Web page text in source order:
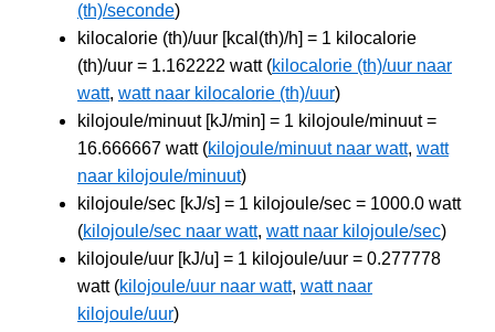
(th)/seconde)
kilocalorie (th)/uur [kcal(th)/h] = 1 kilocalorie
(th)/uur = 1.162222 watt (kilocalorie (th)/uur naar
watt, watt naar kilocalorie (th)/uur)
kilojoule/minuut [kJ/min] = 1 kilojoule/minuut =
16.666667 watt (kilojoule/minuut naar watt, watt
naar kilojoule/minuut)
kilojoule/sec [kJ/s] = 1 kilojoule/sec = 1000.0 watt
(kilojoule/sec naar watt, watt naar kilojoule/sec)
kilojoule/uur [kJ/u] = 1 kilojoule/uur = 0.277778
watt (kilojoule/uur naar watt, watt naar
kilojoule/uur)